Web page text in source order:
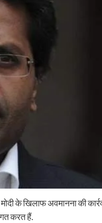
के खिलाफ अवमानना की
करत हैं.